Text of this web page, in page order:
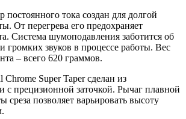
тока создан для долгой
От перегрева его предохраняет
Система шумоподавления заботится об
громких звуков в процессе работы. Вес
– всего 620 граммов.
Super Taper сделан из
с прецизионной заточкой. Рычаг плавной
среза позволяет варьировать высоту